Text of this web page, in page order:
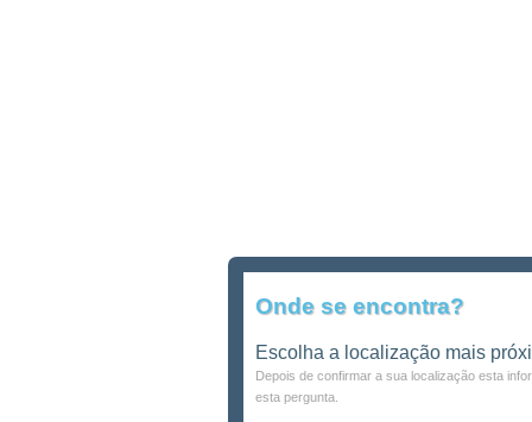
Onde se encontra?
Escolha a localização mais
Depois de confirmar a sua localização esta
esta pergunta.